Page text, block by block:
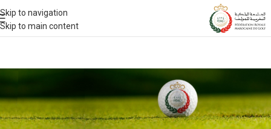
Skip to navigation
Skip to main content
Adam Bresnu marque l’histoire du
golf marocain avec une